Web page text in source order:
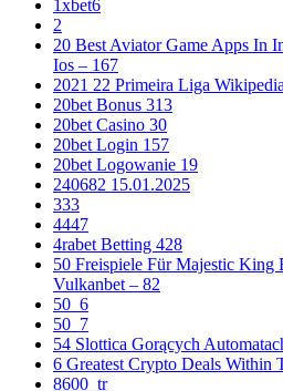
1xbet6
2
20 Best Aviator Game Apps In
Ios – 167
2021 22 Primeira Liga
20bet Bonus 313
20bet Casino 30
20bet Login 157
20bet Logowanie 19
240682 15.01.2025
333
4447
4rabet Betting 428
50 Freispiele Für Majestic King
Vulkanbet – 82
50_6
50_7
54 Slottica Gorących
6 Greatest Crypto Deals Within
8600_tr